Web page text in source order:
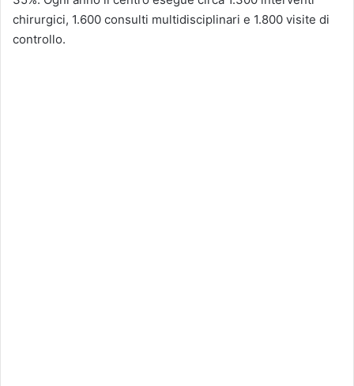
chirurgici, 1.600 consulti multidisciplinari e 1.800 visite di
controllo.